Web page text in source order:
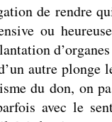
de rendre
ou
autre plonge
du don, on
avec le